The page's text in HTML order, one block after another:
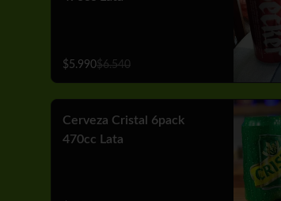
$5.990$6.540
Cerveza Cristal 6pack
470cc Lata